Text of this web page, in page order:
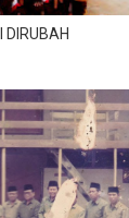
DIRUBAH